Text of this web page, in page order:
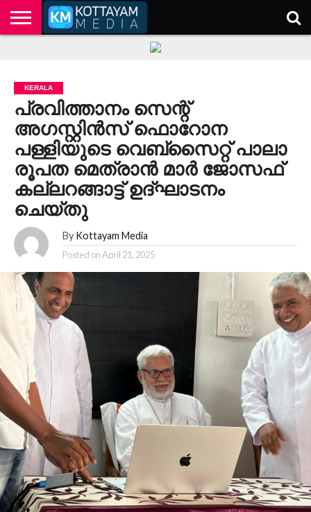
KERALA
പ്രവിത്താനം സെന്റ്
അഗസ്റ്റിൻസ് ഫൊറോന
പള്ളിയുടെ വെബ്സൈറ്റ് പാലാ
രൂപത മെത്രാൻ മാർ ജോസഫ്
കല്ലറങ്ങാട്ട് ഉദ്ഘാടനം
ചെയ്തു
By Kottayam Media
Posted onApril 21, 2025